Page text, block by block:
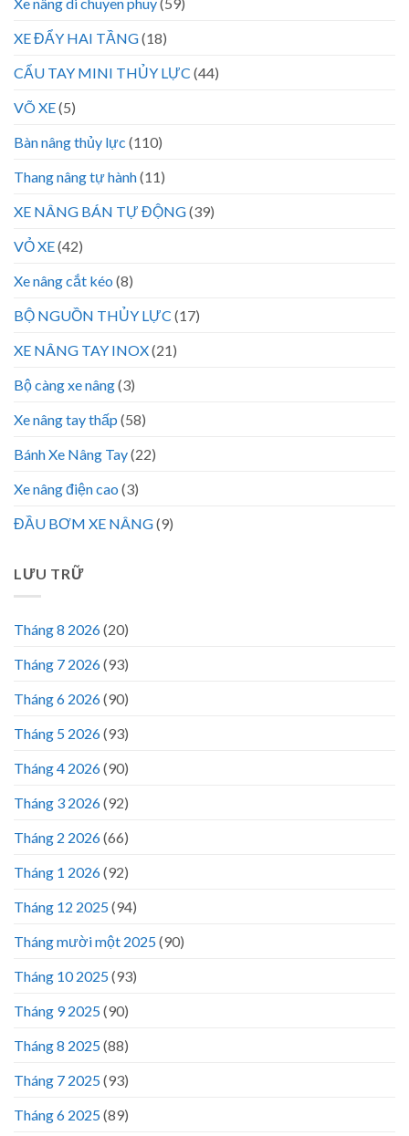
XE ĐẨY HAI TẦNG(18)
CẨU TAY MINI THỦY LỰC (44)
VÕ XE(5)
Bàn nâng thủy lực (110)
Thang nâng tự hành(11)
XE NÂNG BÁN TỰ ĐỘNG(39)
VỎ XE(42)
Xe nâng cắt kéo (8)
BỘ NGUỒN THỦY LỰC (17)
XE NÂNG TAY INOX(21)
Bộ càng xe nâng(3)
Xe nâng tay thấp (58)
Bánh Xe Nâng Tay(22)
Xe nâng điện cao (3)
ĐẦU BƠM XE NÂNG(9)
LƯU TRỮ
Tháng 8 2026(20)
Tháng 7 2026(93)
Tháng 6 2026(90)
Tháng 5 2026(93)
Tháng 4 2026(90)
Tháng 3 2026(92)
Tháng 2 2026(66)
Tháng 1 2026(92)
Tháng 12 2025(94)
Tháng mười một 2025(90)
Tháng 10 2025(93)
Tháng 9 2025(90)
Tháng 8 2025(88)
Tháng 7 2025(93)
Tháng 6 2025(89)